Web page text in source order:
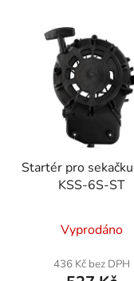
Startér pro
KSS-6S-ST
Vyprodáno
436 Kč bez DPH